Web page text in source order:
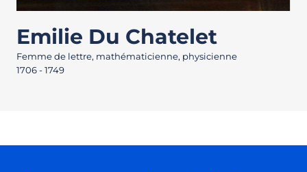
Emilie Du Chatelet
Femme de lettre, mathématicienne, physicienne
1706 - 1749